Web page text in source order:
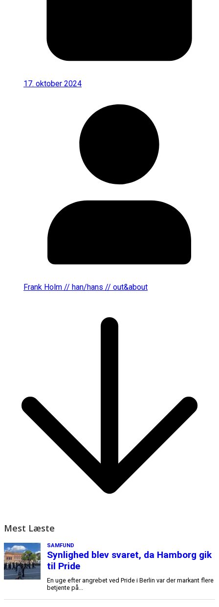
17. oktober 2024
Frank Holm // han/hans // out&about
Mest Læste
SAMFUND
Synlighed blev svaret, da Hamborg gik
til Pride
En uge efter angrebet ved Pride i Berlin var der markant flere
betjente på...